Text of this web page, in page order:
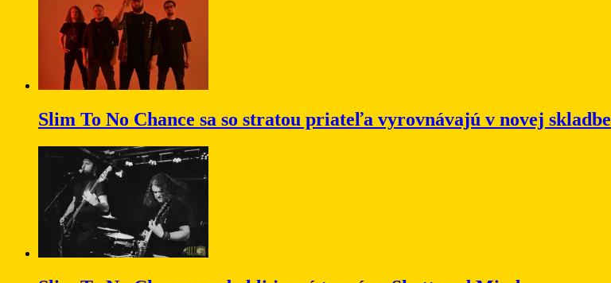
Slim To No Chance sa so stratou priateľa vyrovnávajú v novej skladbe